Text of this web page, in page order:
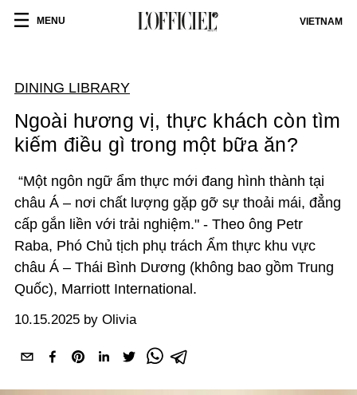
MENU VIETNAM
DINING LIBRARY
Ngoài hương vị, thực khách còn tìm
kiếm điều gì trong một bữa ăn?
“Một ngôn ngữ ẩm thực mới đang hình thành tại
châu Á – nơi chất lượng gặp gỡ sự thoải mái, đẳng
cấp gắn liền với trải nghiệm." - Theo ông Petr
Raba, Phó Chủ tịch phụ trách Ẩm thực khu vực
châu Á – Thái Bình Dương (không bao gồm Trung
Quốc), Marriott International.
10.15.2025 by Olivia